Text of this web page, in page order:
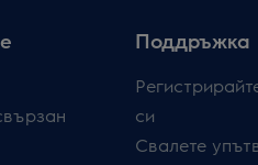
Поддръжка
си
Свалете